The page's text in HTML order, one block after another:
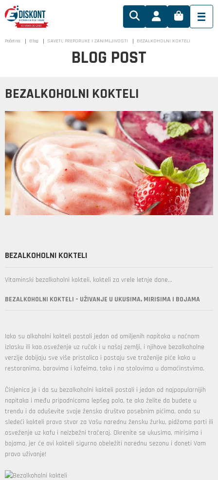
Početna Blog SAVETI, PREPORUKE I ZANIMLJIVOSTI BEZALKOHOLNI KOKTELI
BLOG POST
BEZALKOHOLNI KOKTELI
BEZALKOHOLNI KOKTELI
Vitaminski bezalkoholni kokteli, kokteli za vrele letnje dane...
BEZALKOHOLNI KOKTELI – UŽIVANJE U UKUSIMA, MIRISIMA I BOJAMA
Iako su alkoholni kokteli postali jedan od omiljenih napitaka u noćnom
izlasku ili kao osveženje uz ručak i u našoj zemlji, i njihove bezalkoholne
verzije dobijaju sve više pristalica i postaju sve traženije piće kako u
restoranima, barovima i kafeima, tako i na stolovima u domaćinstvima.
Činjenica je i da su bezalkoholni kokteli postali i jedan od najpopularnijih
napitaka i među pripadnicama lepšeg pola, te ako želite da budete u
trendu i da oduševite svoje žensko društvo posebnim pićima, onda su
sledeći kokteli prava stvar za Vašu narednu žensku žurku, pidžama parti ili
osveženje uz kafu i neizbežni tračeraj. Okrenite se ukusima, mirisima i
bojama, jer će ovi kokteli sigurno obeležiti narednu sezonu i doneti Vam
pravo uživanje!